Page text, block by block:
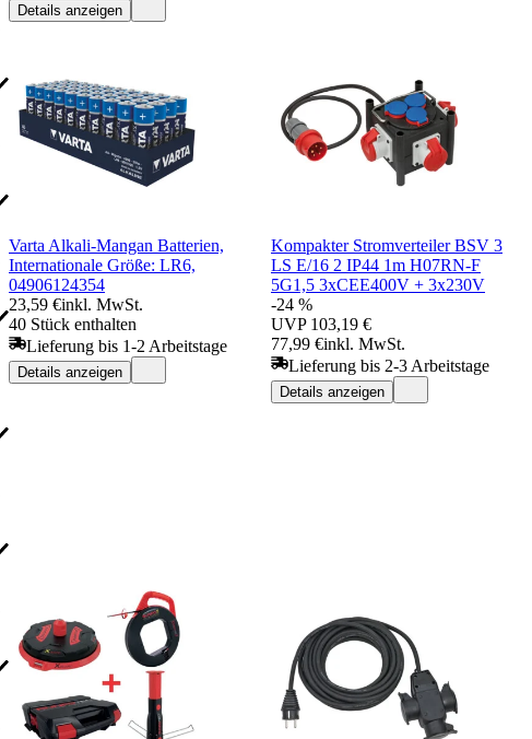
Details anzeigen
Varta Alkali-Mangan Batterien,
Internationale Größe: LR6,
04906124354
23,59 €inkl. MwSt.
40 Stück enthalten
Lieferung bis 1-2 Arbeitstage
Details anzeigen
Kompakter Stromverteiler BSV 3
LS E/16 2 IP44 1m H07RN-F
5G1,5 3xCEE400V + 3x230V
-24 %
UVP 103,19 €
77,99 €inkl. MwSt.
Lieferung bis 2-3 Arbeitstage
Details anzeigen